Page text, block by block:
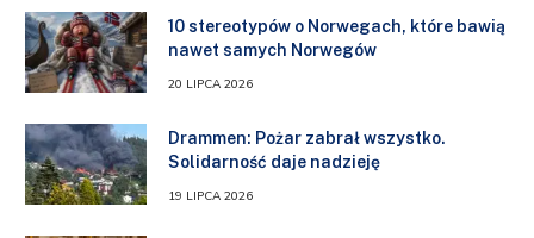
10 stereotypów o Norwegach, które bawią
nawet samych Norwegów
20 LIPCA 2026
Drammen: Pożar zabrał wszystko.
Solidarność daje nadzieję
19 LIPCA 2026